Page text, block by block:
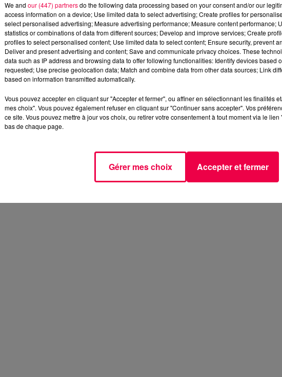
aux alentours de 10h au premier étage d'une habitation
les Vosges.
serait parvenu à s'extirper des flammes, légèrement blessé, mais
d'années, a été retrouvé dans les décombres.
étaient sur place.
We and our (447) partnersdo the following data processing based on your consent and/or our
access information on a device; Use limited data to select advertising; Create profiles for
select personalised advertising; Measure advertising performance; Measure content performance;
statistics or combinations of data from different sources; Develop and improve services; Create
profiles to select personalised content; Use limited data to select content; Ensure security, prevent
Deliver and present advertising and content; Save and communicate privacy choices. These
data such as IP address and browsing data to offer following functionalities: Identify devices based
requested; Use precise geolocation data; Match and combine data from other data sources; Link
based on information transmitted automatically.
Vous pouvez accepter en cliquant sur "Accepter et fermer", ou affiner en sélectionnant les finalités
mes choix". Vous pouvez également refuser en cliquant sur "Continuer sans accepter". Vos
ce site. Vous pouvez mettre à jour vos choix, ou retirer votre consentement à tout moment via le
bas de chaque page.
Gérer mes choix Accepter et fermer